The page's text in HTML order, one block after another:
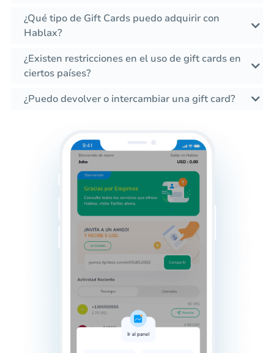
¿Qué tipo de Gift Cards puedo adquirir con
Hablax?
¿Existen restricciones en el uso de gift cards en
ciertos países?
¿Puedo devolver o intercambiar una gift card?